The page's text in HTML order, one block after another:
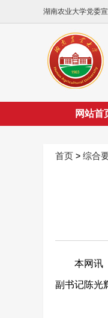
湖南农业大学党委
网站首
首页 > 综合
本网讯
副书记陈光